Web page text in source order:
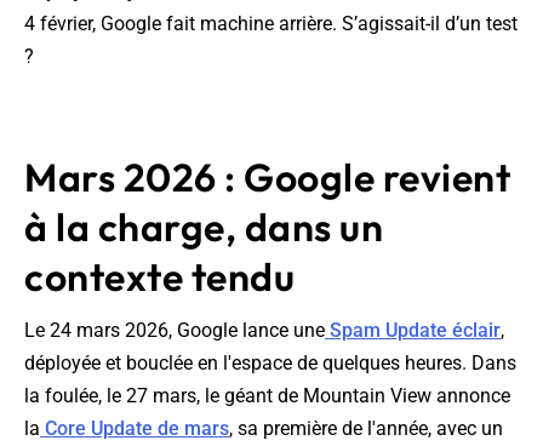
4 février, Google fait machine arrière. S’agissait-il d’un test
?
Mars 2026 : Google revient
à la charge, dans un
contexte tendu
Le 24 mars 2026, Google lance une Spam Update éclair,
déployée et bouclée en l'espace de quelques heures. Dans
la foulée, le 27 mars, le géant de Mountain View annonce
la Core Update de mars, sa première de l'année, avec un